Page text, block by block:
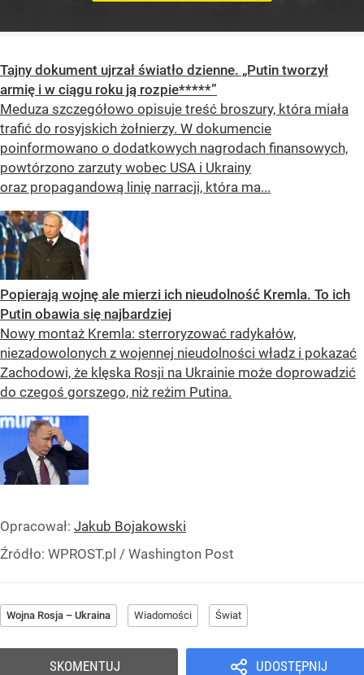
Tajny dokument ujrzał światło dzienne. „Putin tworzył
armię i w ciągu roku ją rozpie*****”
Meduza szczegółowo opisuje treść broszury, która miała
trafić do rosyjskich żołnierzy. W dokumencie
poinformowano o dodatkowych nagrodach finansowych,
powtórzono zarzuty wobec USA i Ukrainy
oraz propagandową linię narracji, która ma...
Popierają wojnę ale mierzi ich nieudolność Kremla. To ich
Putin obawia się najbardziej
Nowy montaż Kremla: sterroryzować radykałów,
niezadowolonych z wojennej nieudolności władz i pokazać
Zachodowi, że klęska Rosji na Ukrainie może doprowadzić
do czegoś gorszego, niż reżim Putina.
Opracował: Jakub Bojakowski
Źródło: WPROST.pl / Washington Post
Wojna Rosja – Ukraina Wiadomości Świat
UDOSTĘPNIJ
SKOMENTUJ